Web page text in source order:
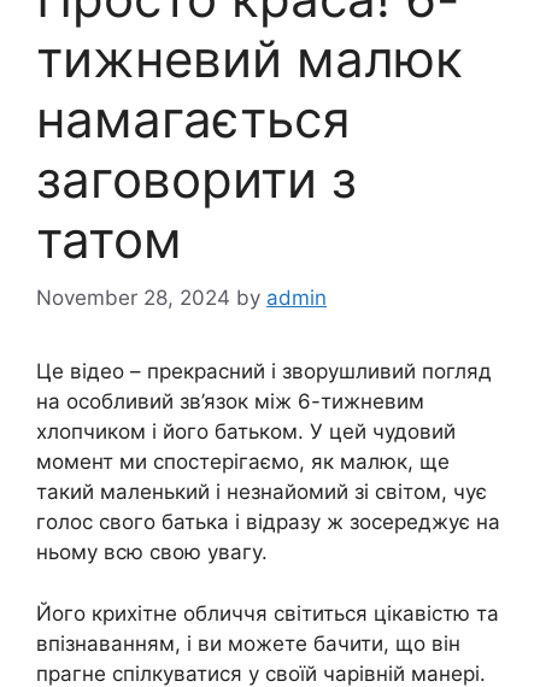
тижневий малюк
намагається
заговорити з
татом
November 28, 2024 by admin
Це відео – прекрасний і зворушливий погляд
на особливий зв’язок між 6-тижневим
хлопчиком і його батьком. У цей чудовий
момент ми спостерігаємо, як малюк, ще
такий маленький і незнайомий зі світом, чує
голос свого батька і відразу ж зосереджує на
ньому всю свою увагу.
Його крихітне обличчя світиться цікавістю та
впізнаванням, і ви можете бачити, що він
прагне спілкуватися у своїй чарівній манері.